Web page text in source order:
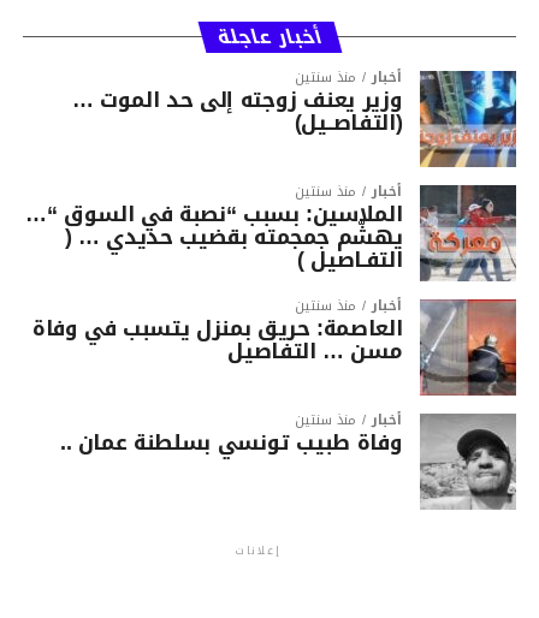
أخبار عاجلة
أخبار منذ سنتين
وزير يعنف زوجته إلى حد الموت …
(التفاصــيل)
أخبار منذ سنتين
الملاسين: بسبب “نصبة في السوق “…
يهشّم جمجمته بقضيب حديدي … (
التفـاصيل )
أخبار منذ سنتين
العاصمة: حريق بمنزل يتسبب في وفاة
مسن … التفاصيل
أخبار منذ سنتين
وفاة طبيب تونسي بسلطنة عمان ..
إعلانات